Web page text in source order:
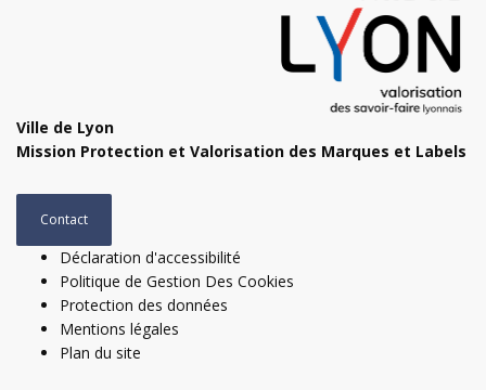
Ville de Lyon
Mission Protection et Valorisation des Marques et Labels
Contact
Déclaration d'accessibilité
Politique de Gestion Des Cookies
Protection des données
Mentions légales
Plan du site